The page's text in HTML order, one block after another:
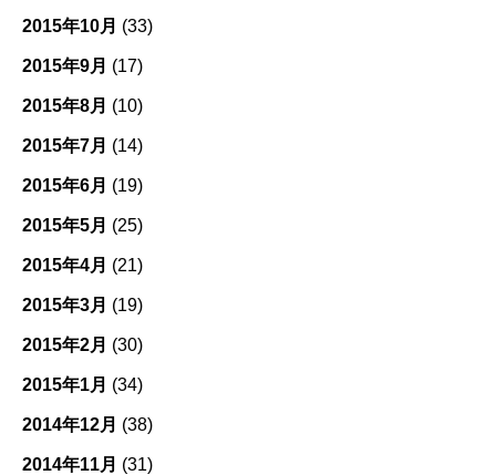
2015年10月 (33)
2015年9月 (17)
2015年8月 (10)
2015年7月 (14)
2015年6月 (19)
2015年5月 (25)
2015年4月 (21)
2015年3月 (19)
2015年2月 (30)
2015年1月 (34)
2014年12月 (38)
2014年11月 (31)